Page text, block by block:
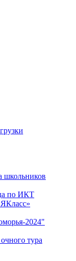
школьников
по ИКТ
2024"
тура